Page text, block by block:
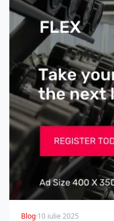
Blog·10 iulie 2025